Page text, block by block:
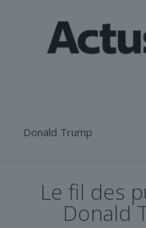
Donald Trump
Le fil des
Donald